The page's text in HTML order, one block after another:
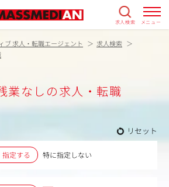
求人検索 メニュー
ブ 求人・転職エージェント
求人検索
業なしの求人・転職
リセット
指定する 特に指定しない